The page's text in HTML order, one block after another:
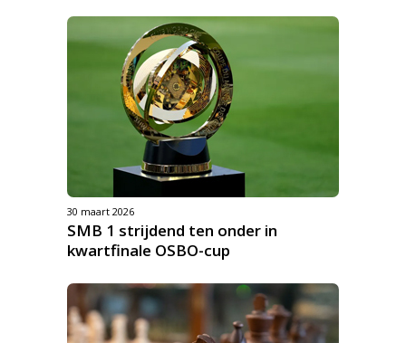
30 maart 2026
SMB 1 strijdend ten onder in
kwartfinale OSBO-cup